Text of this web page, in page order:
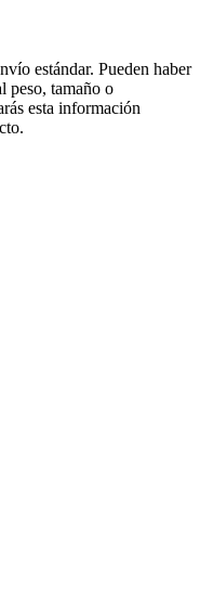
estándar. Pueden haber
peso, tamaño o
esta información